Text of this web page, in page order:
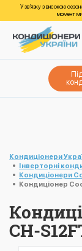
У зв’язку з високою
момент ми
Кондиціонери
Інверторні
Кондиціонери
Кондиціонер
CH-